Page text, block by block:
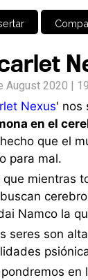
August 2020 |
Nexus' nos
en el
que el
para mal.
que mientras
Namco la
seres son
en